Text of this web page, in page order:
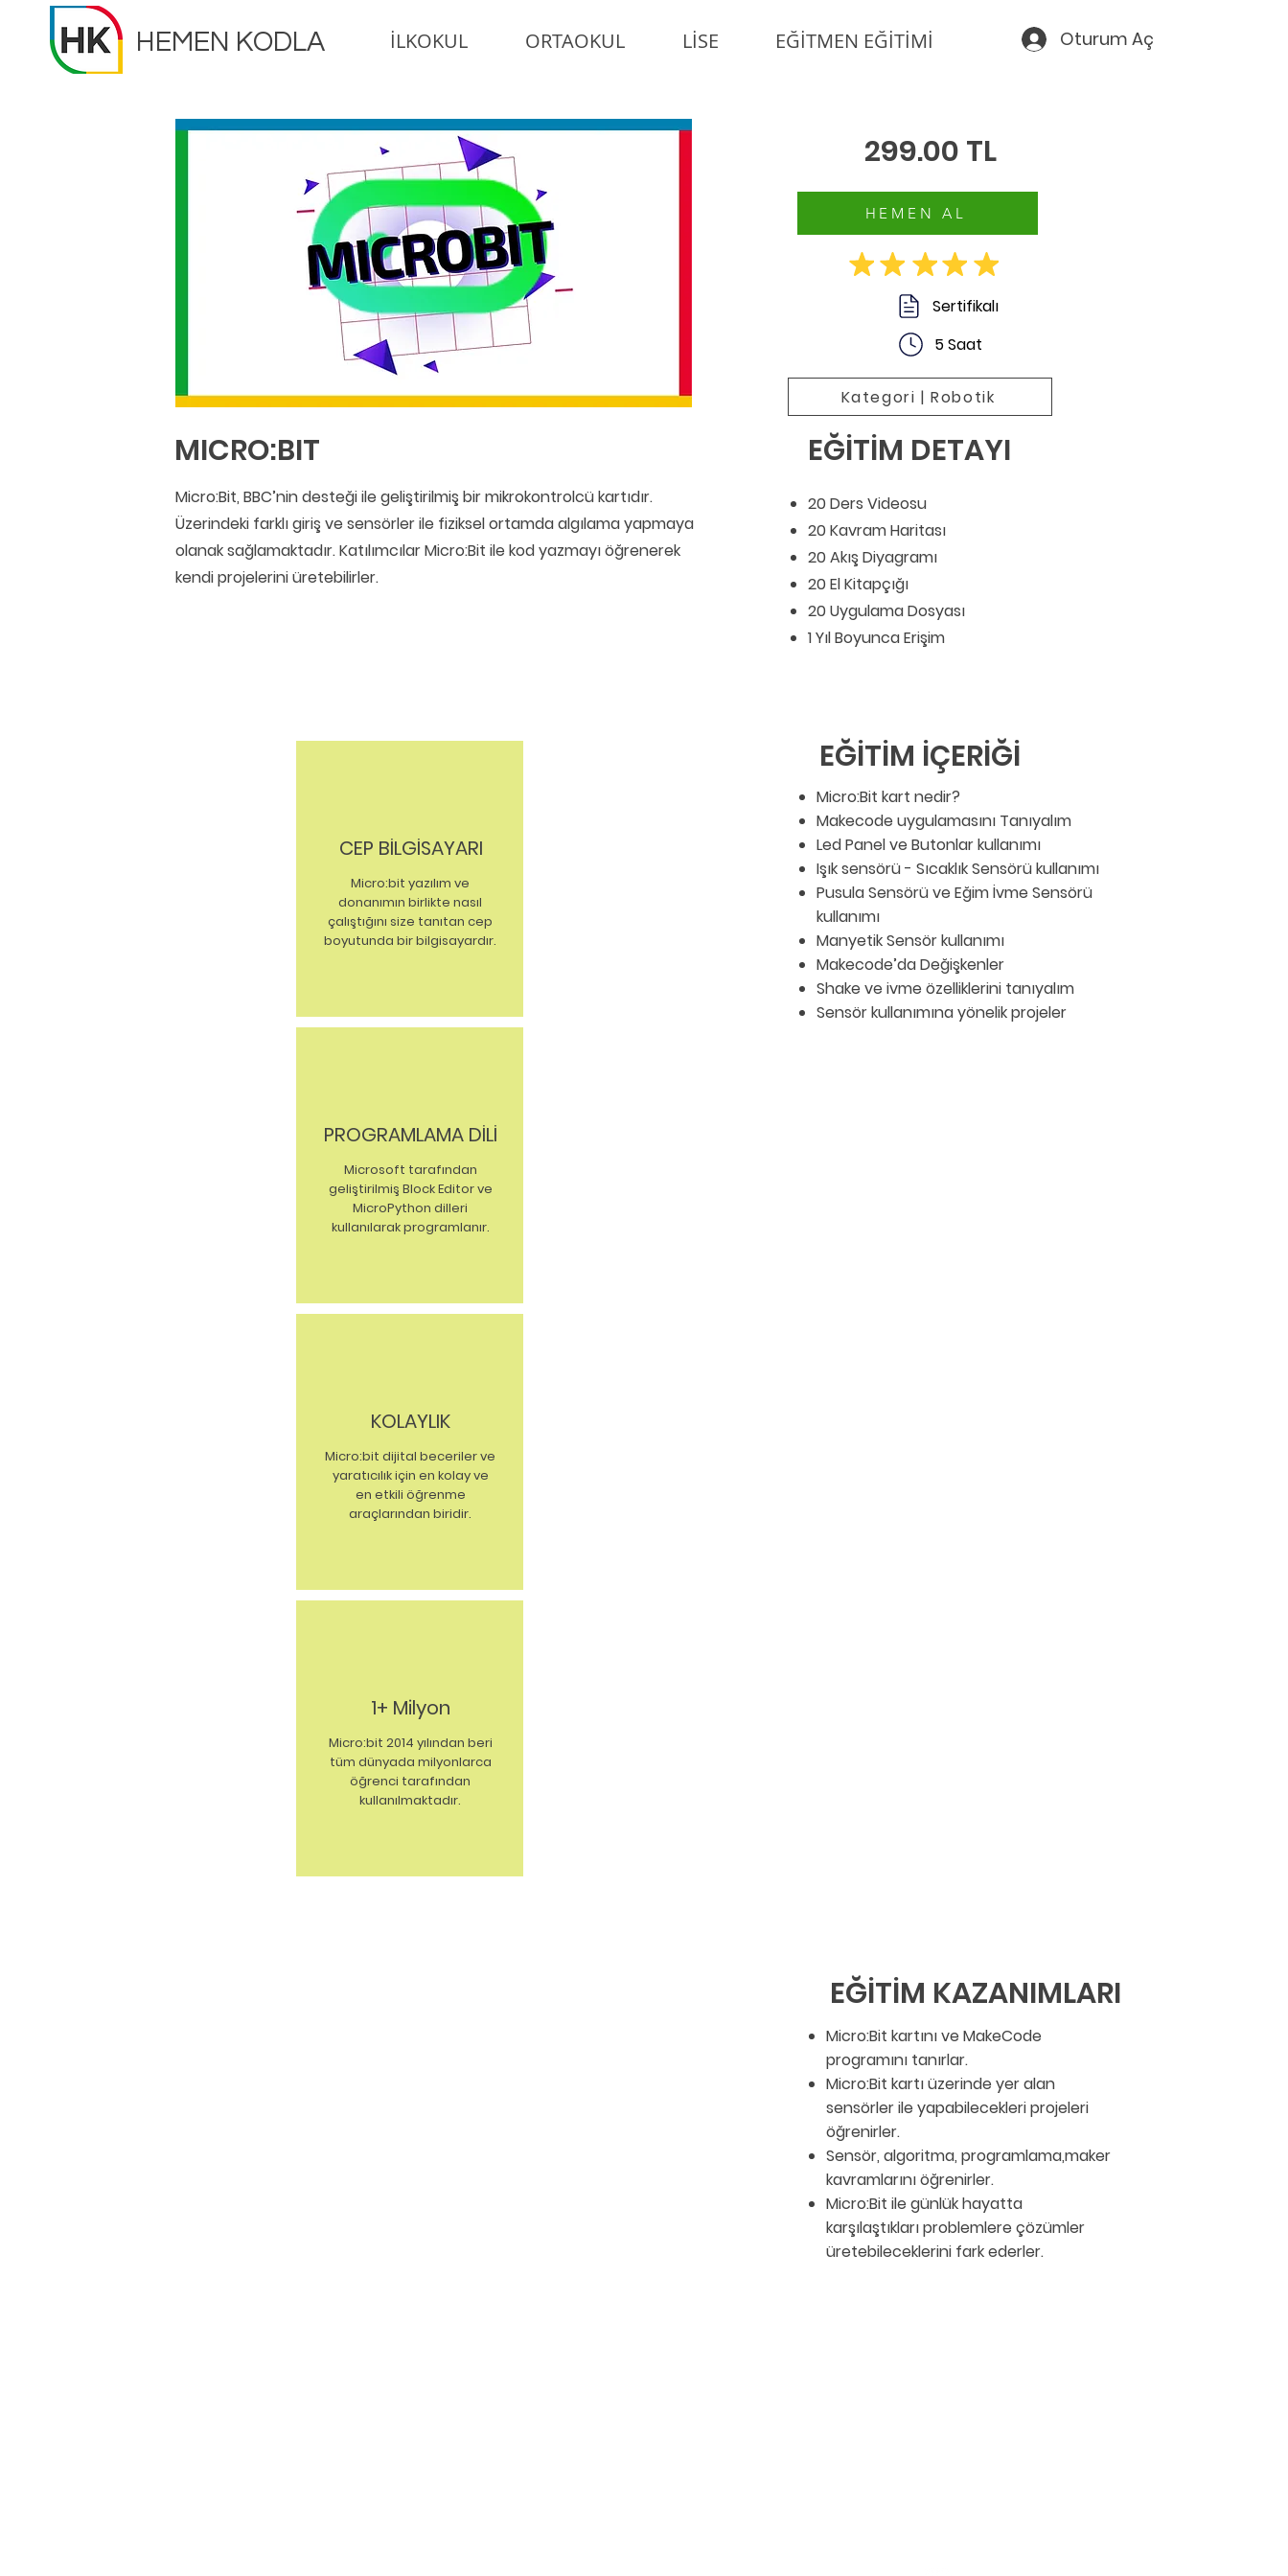
Oturum Aç
HEMEN KODLA İLKOKUL ORTAOKUL LİSE EĞİTMEN EĞİTİMİ
MICRO:BIT
Micro:Bit, BBC’nin desteği ile geliştirilmiş bir mikrokontrolcü kartıdır.
Üzerindeki farklı giriş ve sensörler ile fiziksel ortamda algılama yapmaya
olanak sağlamaktadır. Katılımcılar Micro:Bit ile kod yazmayı öğrenerek
kendi projelerini üretebilirler.
299.00 TL
HEMEN AL
Sertifikalı
5 Saat
Kategori | Robotik
EĞİTİM DETAYI
20 Ders Videosu
20 Kavram Haritası
20 Akış Diyagramı
20 El Kitapçığı
20 Uygulama Dosyası
1 Yıl Boyunca Erişim
CEP BİLGİSAYARI
Micro:bit yazılım ve
donanımın birlikte nasıl
çalıştığını size tanıtan cep
boyutunda bir bilgisayardır.
PROGRAMLAMA DİLİ
Microsoft tarafından
geliştirilmiş Block Editor ve
MicroPython dilleri
kullanılarak programlanır.
KOLAYLIK
Micro:bit dijital beceriler ve
yaratıcılık için en kolay ve
en etkili öğrenme
araçlarından biridir.
1+ Milyon
Micro:bit 2014 yılından beri
tüm dünyada milyonlarca
öğrenci tarafından
kullanılmaktadır.
EĞİTİM İÇERİĞİ
Micro:Bit kart nedir?
Makecode uygulamasını Tanıyalım
Led Panel ve Butonlar kullanımı
Işık sensörü - Sıcaklık Sensörü kullanımı
Pusula Sensörü ve Eğim İvme Sensörü
kullanımı
Manyetik Sensör kullanımı
Makecode’da Değişkenler
Shake ve ivme özelliklerini tanıyalım
Sensör kullanımına yönelik projeler
EĞİTİM KAZANIMLARI
Micro:Bit kartını ve MakeCode
programını tanırlar.
Micro:Bit kartı üzerinde yer alan
sensörler ile yapabilecekleri projeleri
öğrenirler.
Sensör, algoritma, programlama,maker
kavramlarını öğrenirler.
Micro:Bit ile günlük hayatta
karşılaştıkları problemlere çözümler
üretebileceklerini fark ederler.